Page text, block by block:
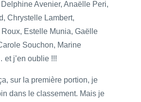
Avenier, Anaëlle Peri,
Chrystelle Lambert,
Estelle Munia, Gaëlle
Souchon, Marine
j’en oublie !!!
sur la première portion, je
dans le classement. Mais je